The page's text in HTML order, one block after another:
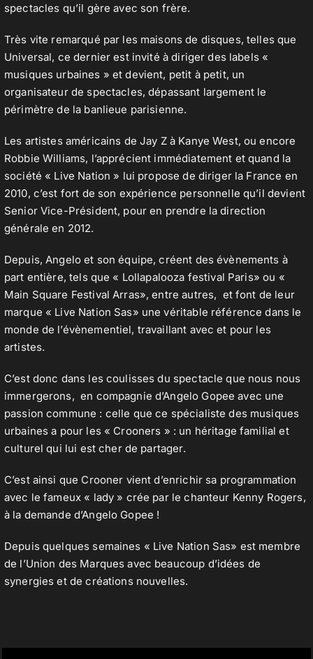
spectacles qu’il gère avec son frère.
Très vite remarqué par les maisons de disques, telles que
Universal, ce dernier est invité à diriger des labels «
musiques urbaines » et devient, petit à petit, un
organisateur de spectacles, dépassant largement le
périmètre de la banlieue parisienne.
Les artistes américains de Jay Z à Kanye West, ou encore
Robbie Williams, l’apprécient immédiatement et quand la
société « Live Nation » lui propose de diriger la France en
2010, c’est fort de son expérience personnelle qu’il devient
Senior Vice-Président, pour en prendre la direction
générale en 2012.
Depuis, Angelo et son équipe, créent des évènements à
part entière, tels que « Lollapalooza festival Paris» ou «
Main Square Festival Arras», entre autres, et font de leur
marque « Live Nation Sas» une véritable référence dans le
monde de l’évènementiel, travaillant avec et pour les
artistes.
C’est donc dans les coulisses du spectacle que nous nous
immergerons, en compagnie d’Angelo Gopee avec une
passion commune : celle que ce spécialiste des musiques
urbaines a pour les « Crooners » : un héritage familial et
culturel qui lui est cher de partager.
C’est ainsi que Crooner vient d’enrichir sa programmation
avec le fameux « lady » crée par le chanteur Kenny Rogers,
à la demande d’Angelo Gopee !
Depuis quelques semaines « Live Nation Sas» est membre
de l’Union des Marques avec beaucoup d’idées de
synergies et de créations nouvelles.